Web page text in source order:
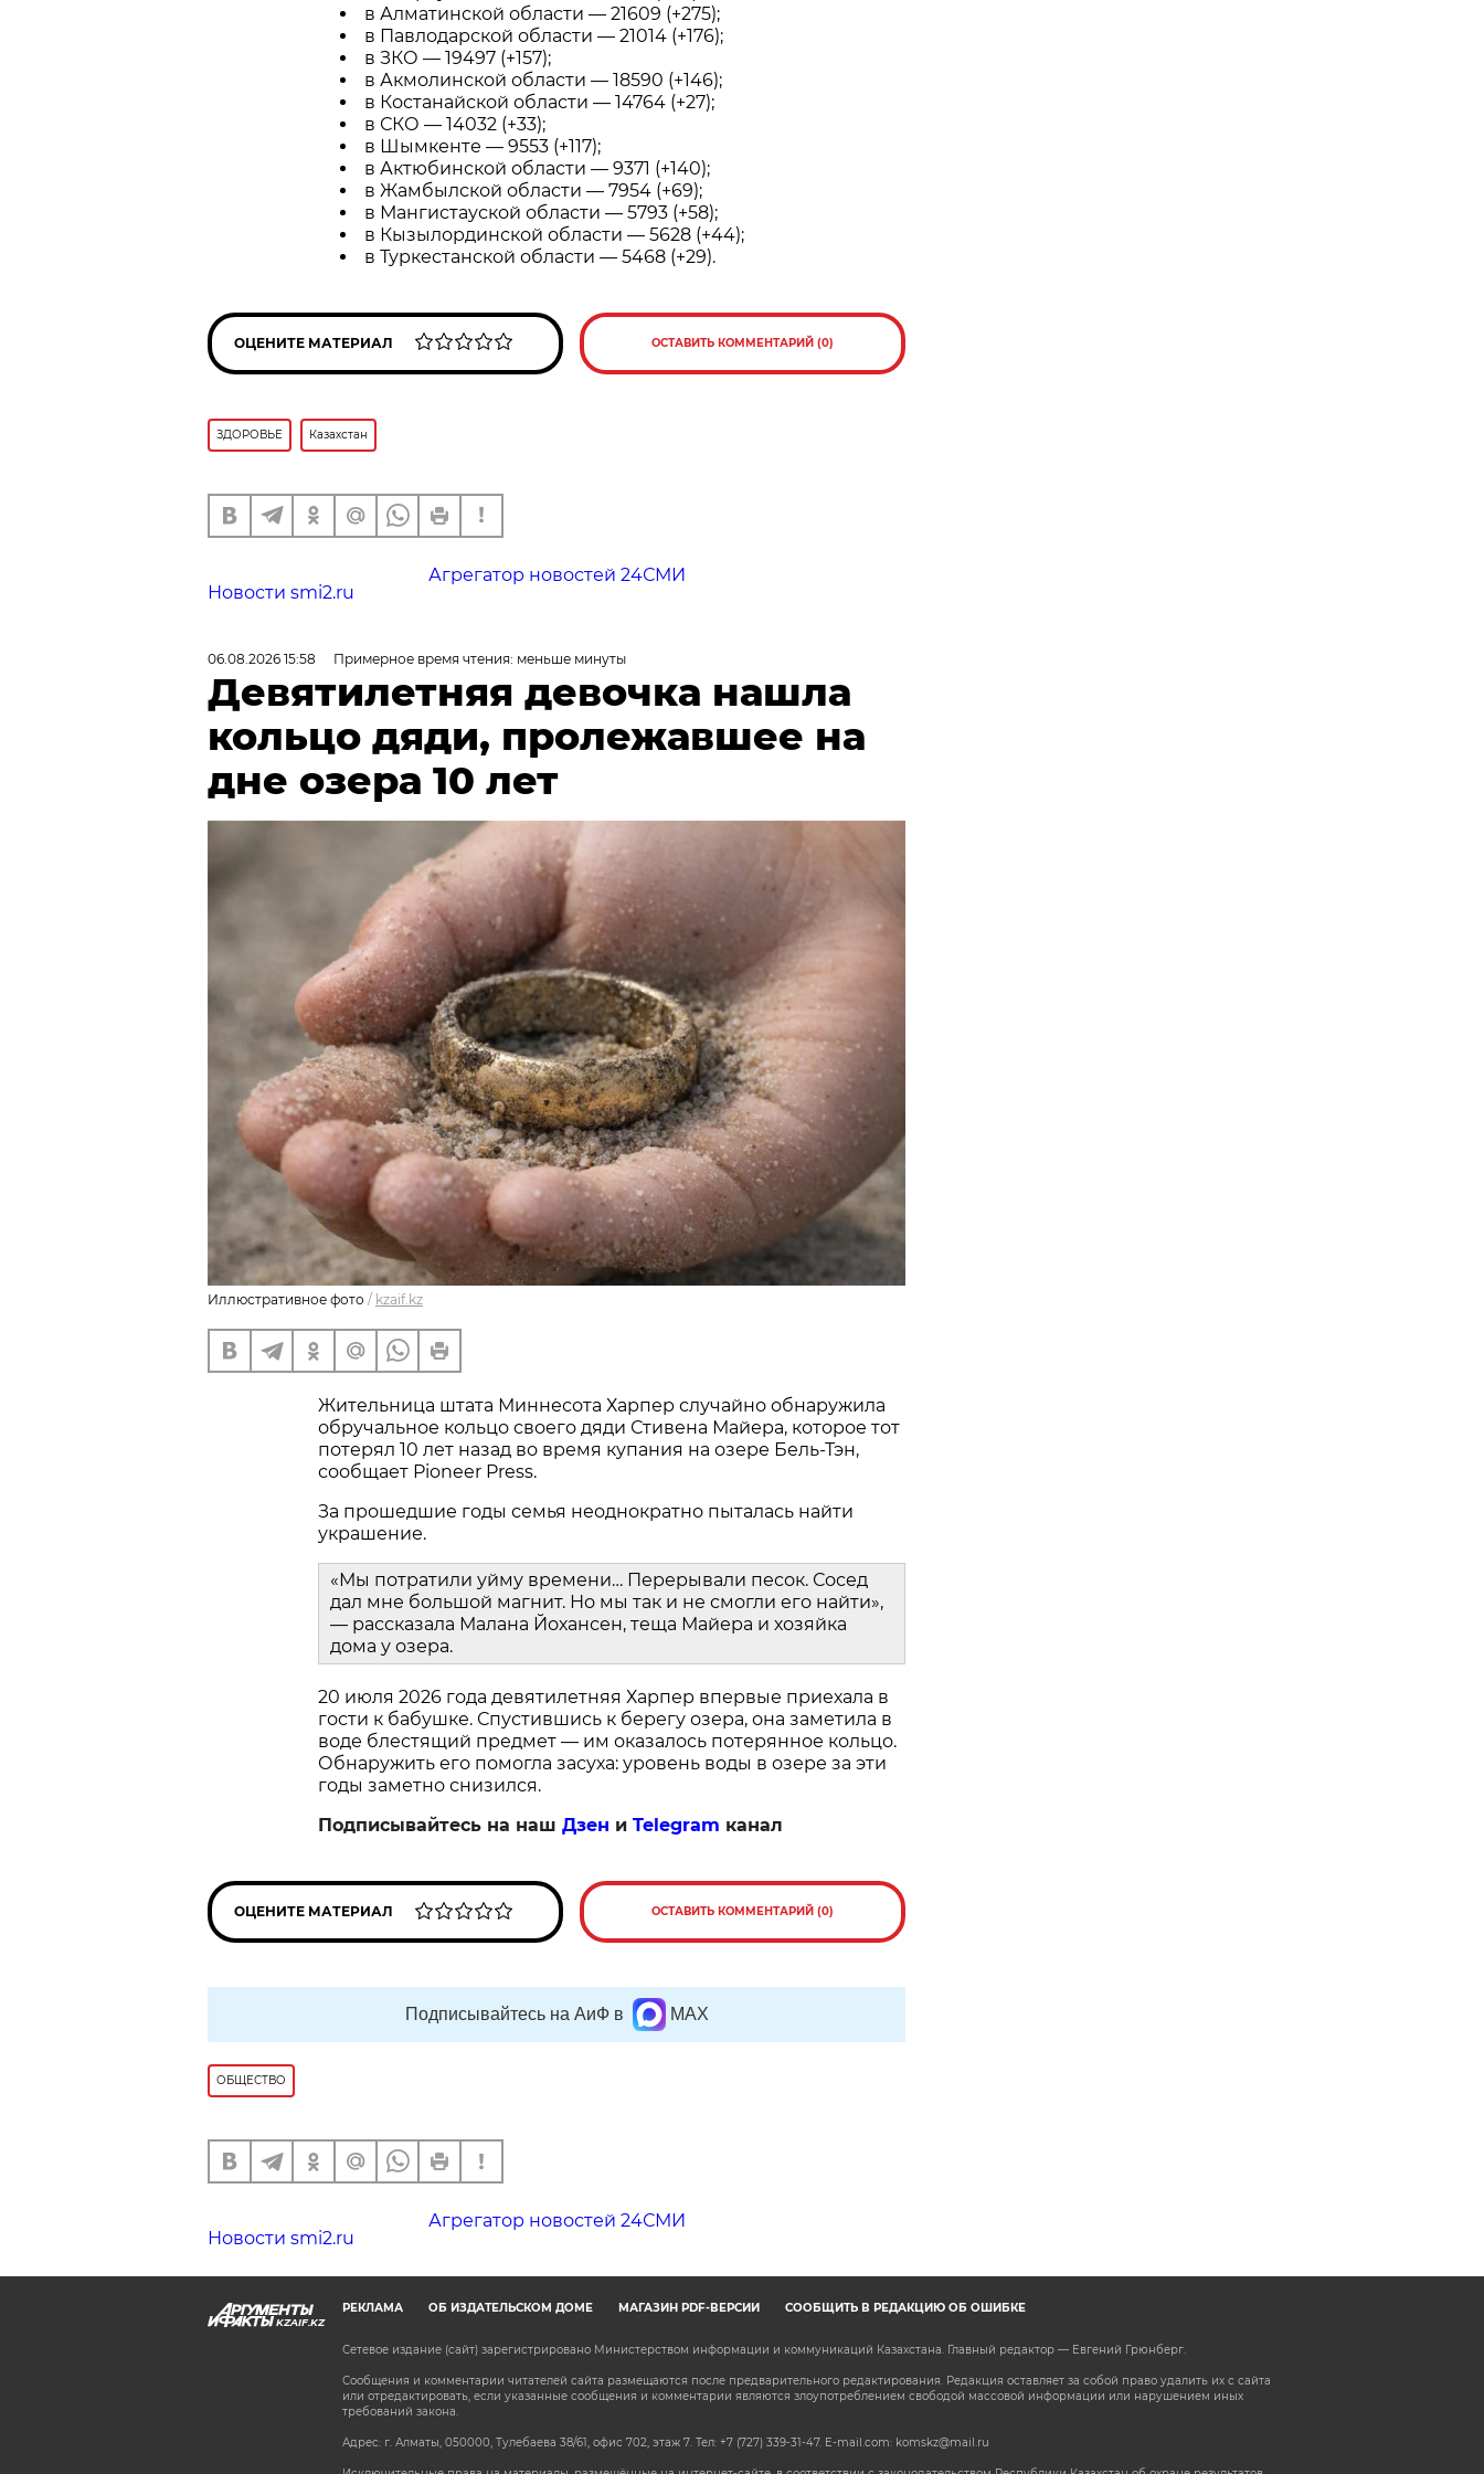
в Алматинской области — 21609 (+275);
в Павлодарской области — 21014 (+176);
в ЗКО — 19497 (+157);
в Акмолинской области — 18590 (+146);
в Костанайской области — 14764 (+27);
в СКО — 14032 (+33);
в Шымкенте — 9553 (+117);
в Актюбинской области — 9371 (+140);
в Жамбылской области — 7954 (+69);
в Мангистауской области — 5793 (+58);
в Кызылординской области — 5628 (+44);
в Туркестанской области — 5468 (+29).
ОЦЕНИТЕ МАТЕРИАЛ ОСТАВИТЬ КОММЕНТАРИЙ (0)
ЗДОРОВЬЕ Казахстан
Агрегатор новостей 24СМИ
Новости smi2.ru
06.08.2026 15:58 Примерное время чтения: меньше минуты
Девятилетняя девочка нашла
кольцо дяди, пролежавшее на
дне озера 10 лет
Иллюстративное фото / kzaif.kz
Жительница штата Миннесота Харпер случайно обнаружила
обручальное кольцо своего дяди Стивена Майера, которое тот
потерял 10 лет назад во время купания на озере Бель-Тэн,
сообщает Pioneer Press.
За прошедшие годы семья неоднократно пыталась найти
украшение.
«Мы потратили уйму времени… Перерывали песок. Сосед
дал мне большой магнит. Но мы так и не смогли его найти»,
— рассказала Малана Йохансен, теща Майера и хозяйка
дома у озера.
20 июля 2026 года девятилетняя Харпер впервые приехала в
гости к бабушке. Спустившись к берегу озера, она заметила в
воде блестящий предмет — им оказалось потерянное кольцо.
Обнаружить его помогла засуха: уровень воды в озере за эти
годы заметно снизился.
Подписывайтесь на наш Дзен и Telegram канал
ОЦЕНИТЕ МАТЕРИАЛ ОСТАВИТЬ КОММЕНТАРИЙ (0)
Подписывайтесь на АиФ в MAX
ОБЩЕСТВО
Агрегатор новостей 24СМИ
Новости smi2.ru
KZAIF.KZ
РЕКЛАМА ОБ ИЗДАТЕЛЬСКОМ ДОМЕ МАГАЗИН PDF-ВЕРСИЙ СООБЩИТЬ В РЕДАКЦИЮ ОБ ОШИБКЕ
Сетевое издание (сайт) зарегистрировано Министерством информации и коммуникаций Казахстана. Главный редактор — Евгений Грюнберг.
Сообщения и комментарии читателей сайта размещаются после предварительного редактирования. Редакция оставляет за собой право удалить их с сайта
или отредактировать, если указанные сообщения и комментарии являются злоупотреблением свободой массовой информации или нарушением иных
требований закона.
Адрес: г. Алматы, 050000, Тулебаева 38/61, офис 702, этаж 7. Тел: +7 (727) 339-31-47. E-mail.com: komskz@mail.ru